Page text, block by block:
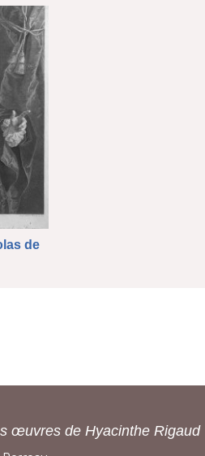
de
œuvres de Hyacinthe Rigaud